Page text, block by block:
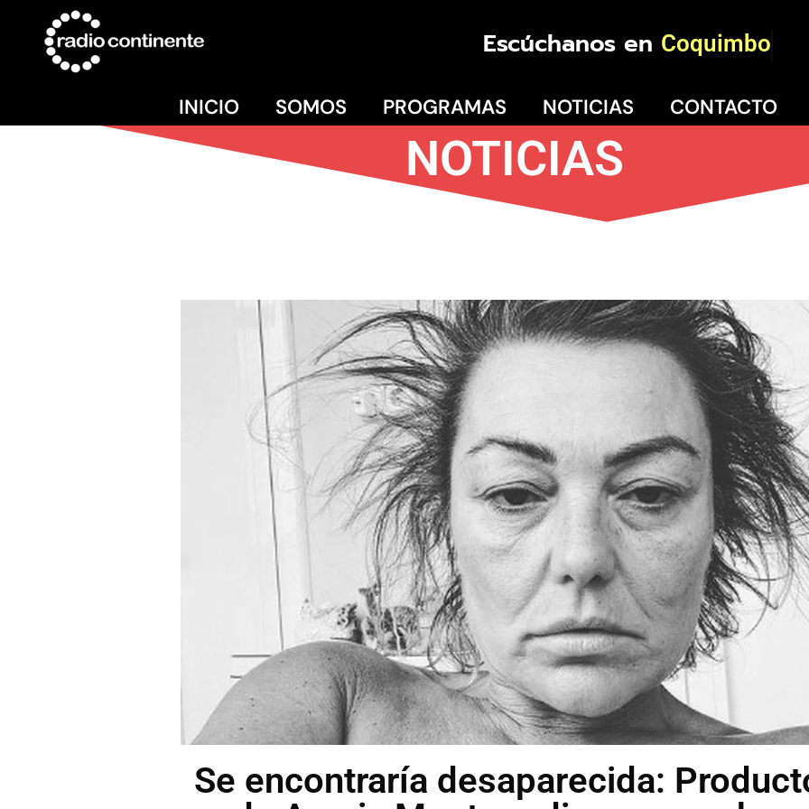
Escúchanos en Coquimbo
INICIO SOMOS PROGRAMAS NOTICIAS CONTACTO
NOTICIAS
Se encontraría desaparecida: